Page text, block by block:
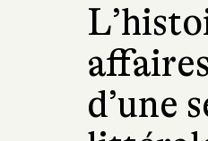
d’une